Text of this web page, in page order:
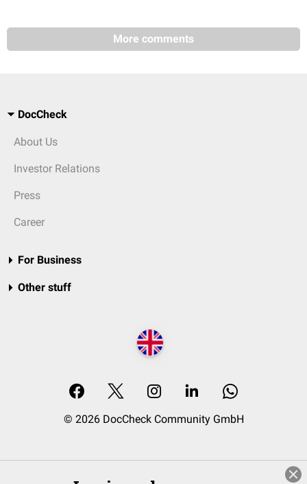
More comments
DocCheck
About Us
Investor Relations
Press
Career
For Business
Other stuff
© 2026 DocCheck Community GmbH